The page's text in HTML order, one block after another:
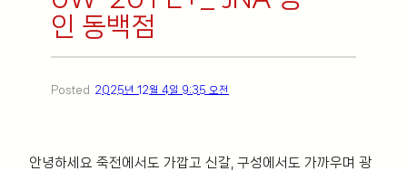
인 동백점
Posted 2025년 12월 4일 9:35 오전
안녕하세요 죽전에서도 가깝고 신갈, 구성에서도 가까우며 광